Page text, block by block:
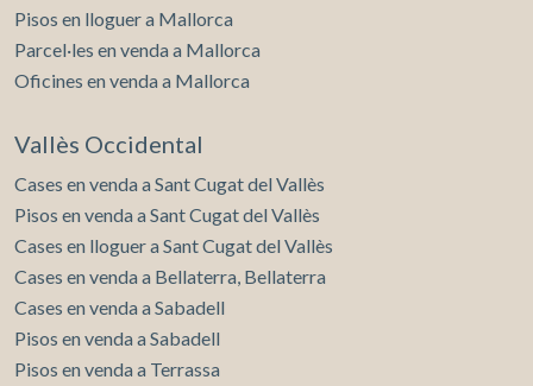
Pisos en lloguer a Mallorca
Parcel·les en venda a Mallorca
Oficines en venda a Mallorca
Vallès Occidental
Cases en venda a Sant Cugat del Vallès
Pisos en venda a Sant Cugat del Vallès
Cases en lloguer a Sant Cugat del Vallès
Cases en venda a Bellaterra, Bellaterra
Cases en venda a Sabadell
Pisos en venda a Sabadell
Pisos en venda a Terrassa